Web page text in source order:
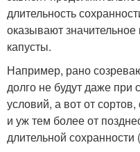
длительность
оказывают
капусты.
Например, рано
долго не будут даже
условий, а вот от
и уж тем более от
длительной